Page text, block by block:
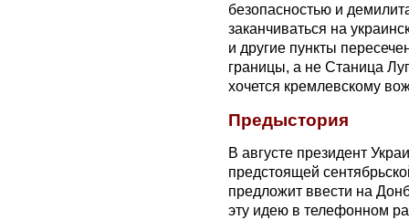
безопасностью и
заканчиваться на
и другие пункты
границы, а не Станица
хочется кремлевскому
Предыстория
В августе президент
предстоящей
предложит ввести на
эту идею в телефонном